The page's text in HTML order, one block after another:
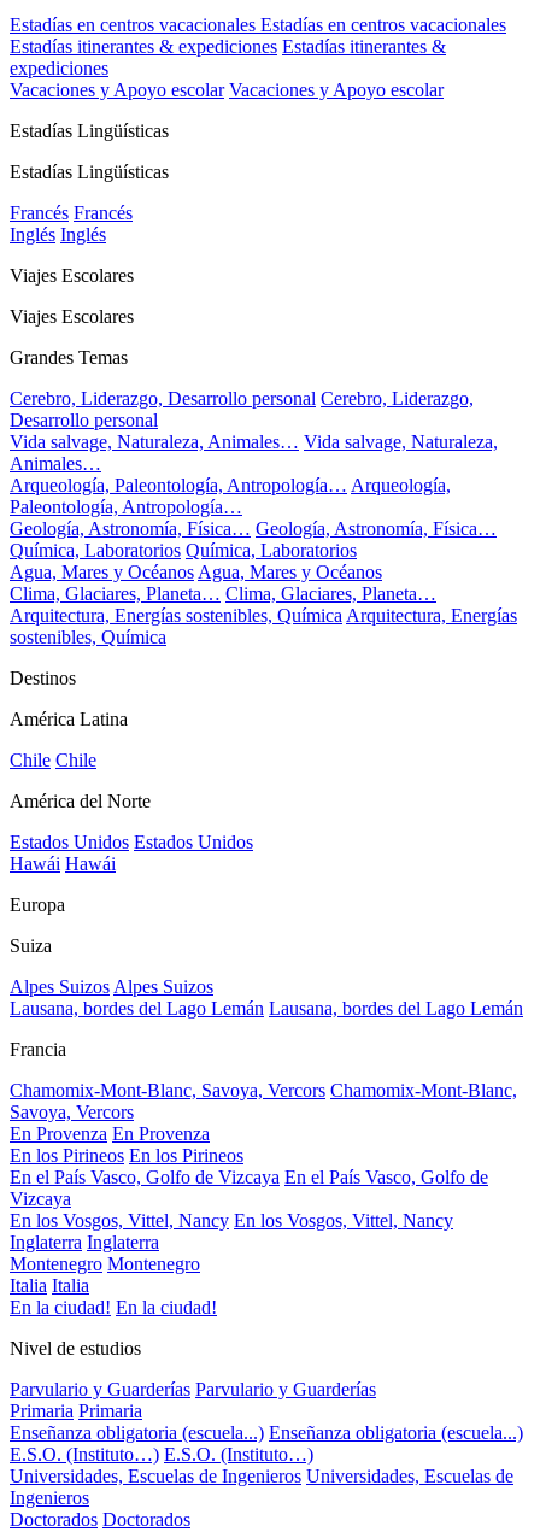
Estadías en centros vacacionales Estadías en centros vacacionales
Estadías itinerantes & expediciones Estadías itinerantes &
expediciones
Vacaciones y Apoyo escolar Vacaciones y Apoyo escolar
Estadías Lingüísticas
Estadías Lingüísticas
Francés Francés
Inglés Inglés
Viajes Escolares
Viajes Escolares
Grandes Temas
Cerebro, Liderazgo, Desarrollo personal Cerebro, Liderazgo,
Desarrollo personal
Vida salvage, Naturaleza, Animales… Vida salvage, Naturaleza,
Animales…
Arqueología, Paleontología, Antropología… Arqueología,
Paleontología, Antropología…
Geología, Astronomía, Física… Geología, Astronomía, Física…
Química, Laboratorios Química, Laboratorios
Agua, Mares y OcéanosAgua, Mares y Océanos
Clima, Glaciares, Planeta… Clima, Glaciares, Planeta…
Arquitectura, Energías sostenibles, QuímicaArquitectura, Energías
sostenibles, Química
Destinos
América Latina
Chile Chile
América del Norte
Estados Unidos Estados Unidos
Hawái Hawái
Europa
Suiza
Alpes SuizosAlpes Suizos
Lausana, bordes del Lago Lemán Lausana, bordes del Lago Lemán
Francia
Chamomix-Mont-Blanc, Savoya, Vercors Chamomix-Mont-Blanc,
Savoya, Vercors
En Provenza En Provenza
En los Pirineos En los Pirineos
En el País Vasco, Golfo de Vizcaya En el País Vasco, Golfo de
Vizcaya
En los Vosgos, Vittel, Nancy En los Vosgos, Vittel, Nancy
Inglaterra Inglaterra
Montenegro Montenegro
Italia Italia
En la ciudad! En la ciudad!
Nivel de estudios
Parvulario y Guarderías Parvulario y Guarderías
Primaria Primaria
Enseñanza obligatoria (escuela...) Enseñanza obligatoria (escuela...)
E.S.O. (Instituto…) E.S.O. (Instituto…)
Universidades, Escuelas de Ingenieros Universidades, Escuelas de
Ingenieros
Doctorados Doctorados